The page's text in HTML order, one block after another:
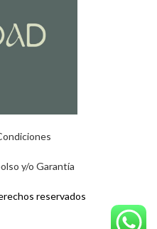
y/o Garantía
reservados